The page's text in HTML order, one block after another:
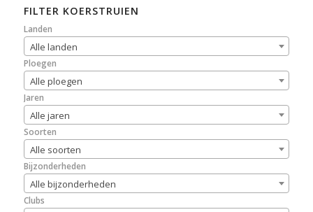
FILTER KOERSTRUIEN
Landen
Alle landen
Ploegen
Alle ploegen
Jaren
Alle jaren
Soorten
Alle soorten
Bijzonderheden
Alle bijzonderheden
Clubs